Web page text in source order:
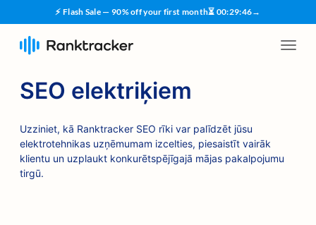
⚡ Flash Sale — 90% off your first month⏳ 00:29:45→
SEO elektriķiem
Uzziniet, kā Ranktracker SEO rīki var palīdzēt jūsu
elektrotehnikas uzņēmumam izcelties, piesaistīt vairāk
klientu un uzplaukt konkurētspējīgajā mājas pakalpojumu
tirgū.